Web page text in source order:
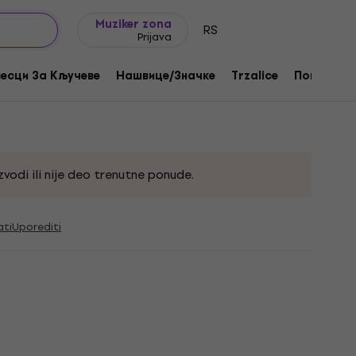
Muziker zona
Prijava RS
За Кључеве Нашвице/Значке Trzalice Поклони
Budala White-Black
ili nije deo trenutne ponude.
Uporediti